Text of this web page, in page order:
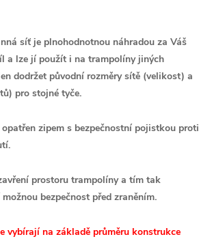
síť je plnohodnotnou náhradou za Váš
a lze jí použít i na trampolíny jiných
dodržet původní rozměry sítě (velikost) a
pro stojné tyče.
zipem s bezpečnostní pojistkou proti
prostoru trampolíny a tím tak
bezpečnost před zraněním.
vybírají na základě průměru konstrukce